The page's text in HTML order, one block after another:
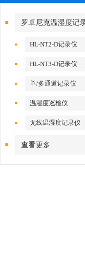
罗卓尼克温湿度记
HL-NT2-D记录仪
HL-NT3-D记录仪
单/多通道记录仪
温湿度巡检仪
无线温湿度记录仪
查看更多